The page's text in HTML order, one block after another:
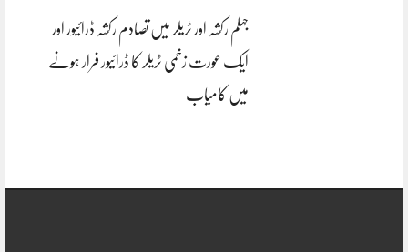
جہلم رکشہ اور ٹریلر میں تصادم رکشہ ڈرائیور اور
ایک عورت زخمی ٹریلر کا ڈرائیور فرار ہونے
میں کامیاب